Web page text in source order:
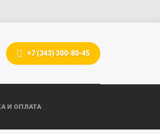
И ОПЛАТА
+7 (343) 300-80-45